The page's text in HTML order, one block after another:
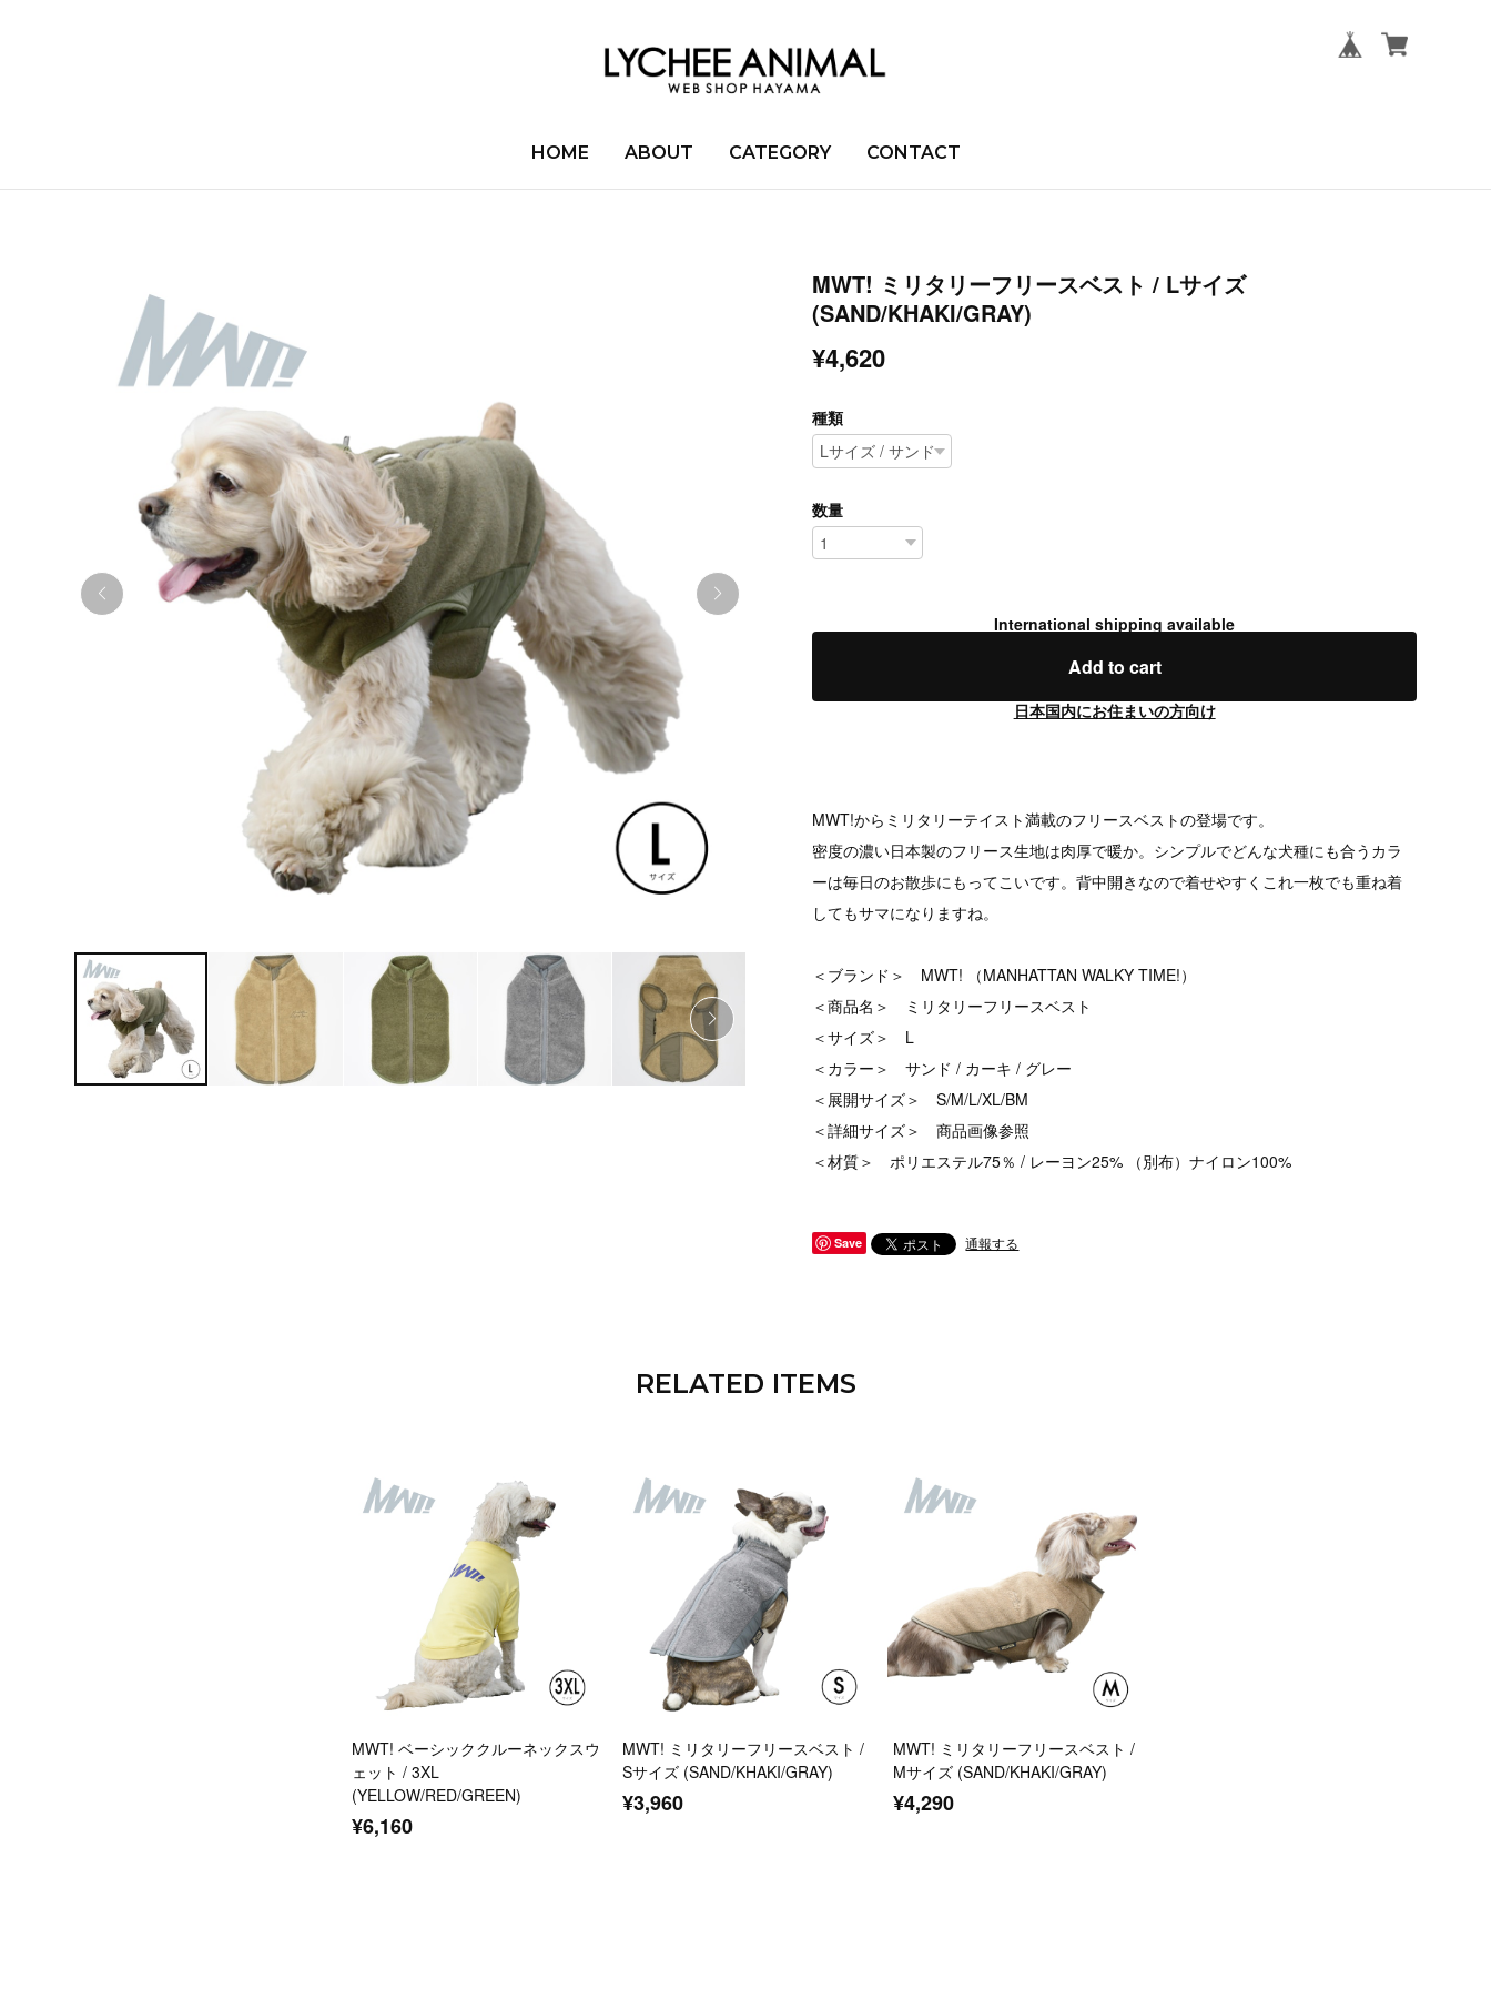
HOME ABOUT CATEGORY CONTACT
MWT! ミリタリーフリースベスト / Lサイズ
(SAND/KHAKI/GRAY)
¥4,620
種類
数量
International shipping available
Add to cart
日本国内にお住まいの方向け
MWT!からミリタリーテイスト満載のフリースベストの登場です。
密度の濃い日本製のフリース生地は肉厚で暖か。シンプルでどんな犬種にも合うカラ
ーは毎日のお散歩にもってこいです。背中開きなので着せやすくこれ一枚でも重ね着
してもサマになりますね。
＜ブランド＞ MWT! （MANHATTAN WALKY TIME!）
＜商品名＞ ミリタリーフリースベスト
＜サイズ＞ L
＜カラー＞ サンド / カーキ / グレー
＜展開サイズ＞ S/M/L/XL/BM
＜詳細サイズ＞ 商品画像参照
＜材質＞ ポリエステル75％ / レーヨン25% （別布）ナイロン100%
Save 通報する
RELATED ITEMS
MWT! ベーシッククルーネックスウ
ェット / 3XL
(YELLOW/RED/GREEN)
¥6,160
MWT! ミリタリーフリースベスト /
Sサイズ (SAND/KHAKI/GRAY)
¥3,960
MWT! ミリタリーフリースベスト /
Mサイズ (SAND/KHAKI/GRAY)
¥4,290